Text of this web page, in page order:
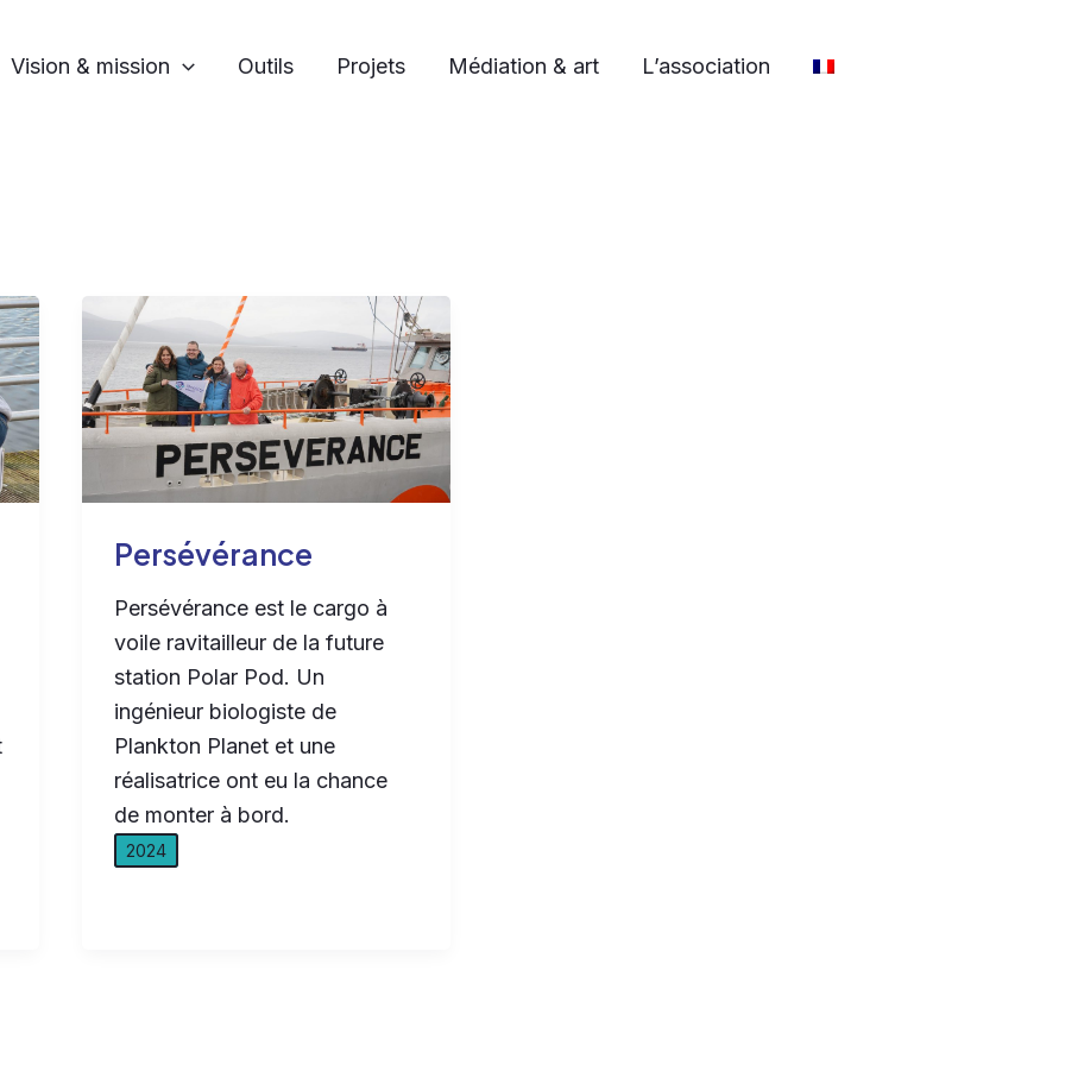
Vision & mission Outils Projets Médiation & art L’association
Persévérance
Persévérance est le cargo à
voile ravitailleur de la future
station Polar Pod. Un
ingénieur biologiste de
Plankton Planet et une
réalisatrice ont eu la chance
de monter à bord.
2024